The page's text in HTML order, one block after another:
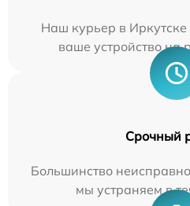
Наш курьер в Иркутске
ваше устройство на
Срочный
Большинство
мы устраняем в